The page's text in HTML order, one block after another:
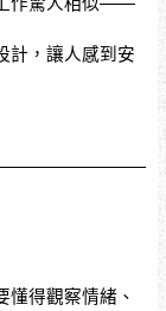
作驚人相似——
計，讓人感到安
懂得觀察情緒、